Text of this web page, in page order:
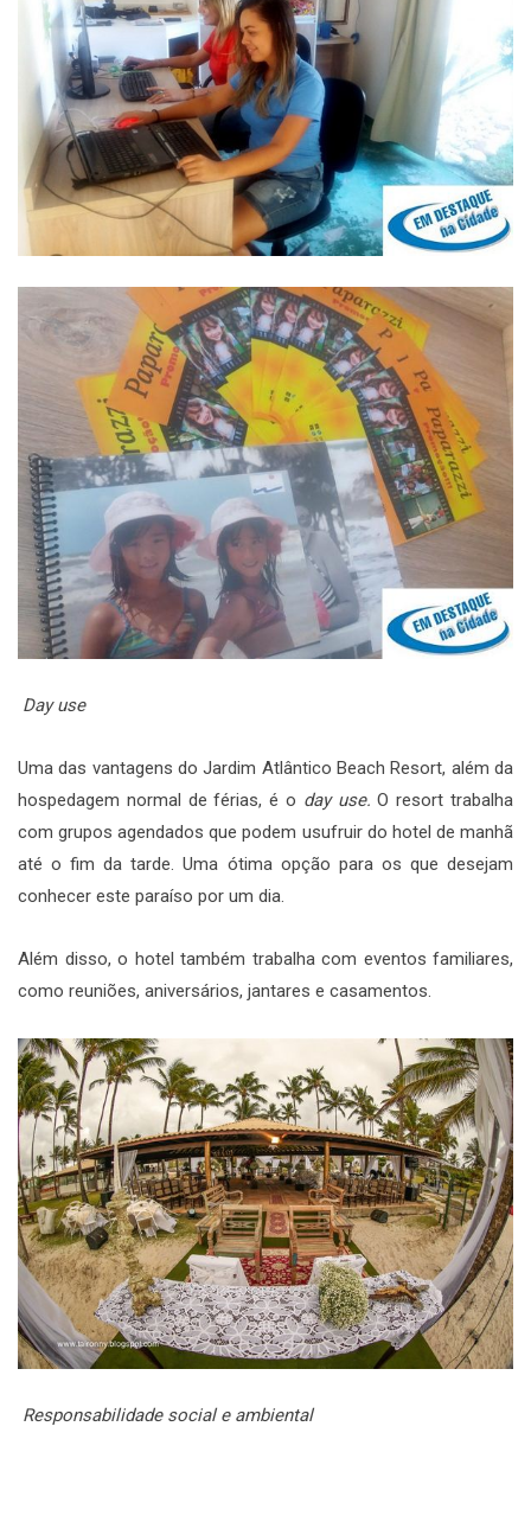
Day use
Uma das vantagens do Jardim Atlântico Beach Resort, além da
hospedagem normal de férias, é o day use. O resort trabalha
com grupos agendados que podem usufruir do hotel de manhã
até o fim da tarde. Uma ótima opção para os que desejam
conhecer este paraíso por um dia.
Além disso, o hotel também trabalha com eventos familiares,
como reuniões, aniversários, jantares e casamentos.
Responsabilidade social e ambiental